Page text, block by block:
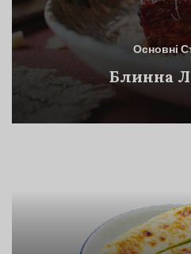
Основні
Блинна